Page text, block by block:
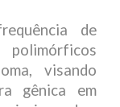
de
visando
gênica em